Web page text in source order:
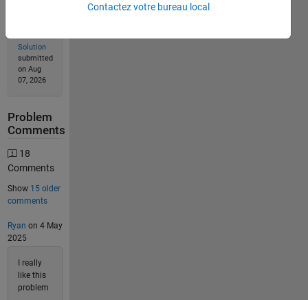
Solution
submitted
on Aug
07, 2026
Problem
Comments
18
Comments
Show 15 older
comments
Ryan on 4 May
2025
I really
like this
problem
Contactez votre bureau local